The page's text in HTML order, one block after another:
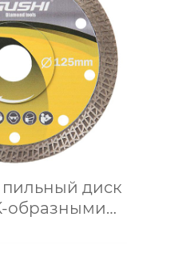
диск
образными